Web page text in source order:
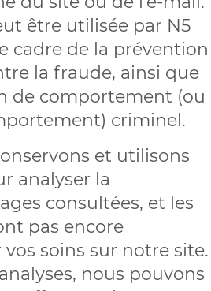
être utilisée par N5
cadre de la prévention
la fraude, ainsi que
de comportement (ou
criminel.
et utilisons
analyser la
consultées, et les
pas encore
soins sur notre site.
nous pouvons